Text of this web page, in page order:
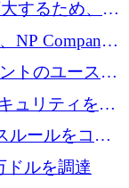
するため、25
のシリーズD
NP Company
進するために
保
トのユースケ
ドルを調達
ュリティをも
達
ルールをコー
ドルを調達